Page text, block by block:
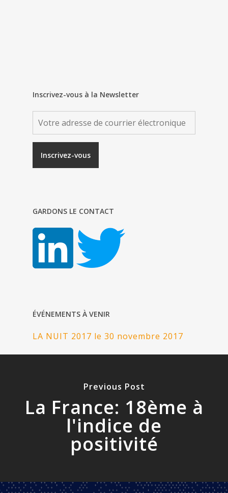
Inscrivez-vous à la Newsletter
GARDONS LE CONTACT
ÉVÉNEMENTS À VENIR
LA NUIT 2017 le 30 novembre 2017
Previous Post
La France: 18ème à
l'indice de
positivité